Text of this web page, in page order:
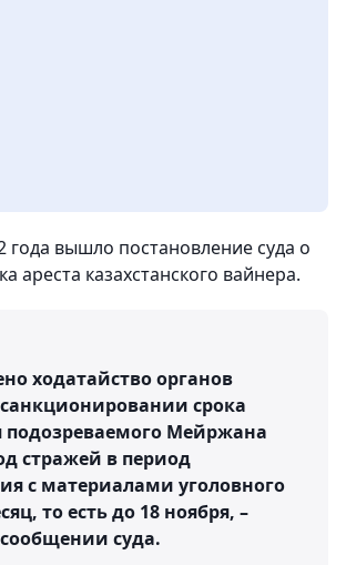
года вышло постановление суда о
ареста казахстанского вайнера.
ходатайство органов
срока
подозреваемого Мейржана
стражей в период
с материалами уголовного
то есть до 18 ноября, –
суда.